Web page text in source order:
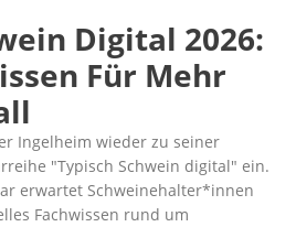
Digital 2026:
Für Mehr
Ingelheim wieder zu seiner
Typisch Schwein digital
ein.
erwartet Schweinehalter*innen
Fachwissen rund um